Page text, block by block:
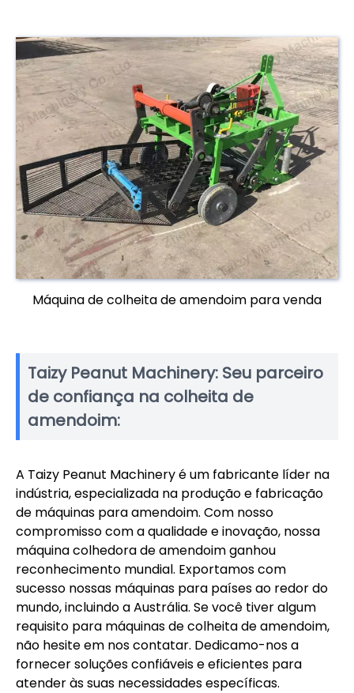
Máquina de colheita de amendoim para venda
Taizy Peanut Machinery: Seu parceiro
de confiança na colheita de
amendoim:
A Taizy Peanut Machinery é um fabricante líder na
indústria, especializada na produção e fabricação
de máquinas para amendoim. Com nosso
compromisso com a qualidade e inovação, nossa
máquina colhedora de amendoim ganhou
reconhecimento mundial. Exportamos com
sucesso nossas máquinas para países ao redor do
mundo, incluindo a Austrália. Se você tiver algum
requisito para máquinas de colheita de amendoim,
não hesite em nos contatar. Dedicamo-nos a
fornecer soluções confiáveis ​​e eficientes para
atender às suas necessidades específicas.